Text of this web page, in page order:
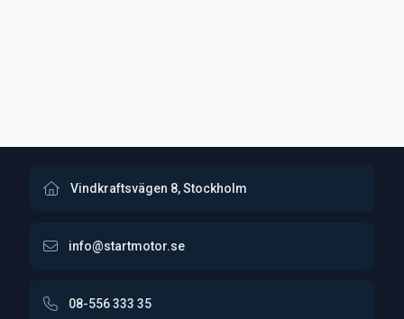
Vindkraftsvägen 8, Stockholm
info@startmotor.se
08-556 333 35